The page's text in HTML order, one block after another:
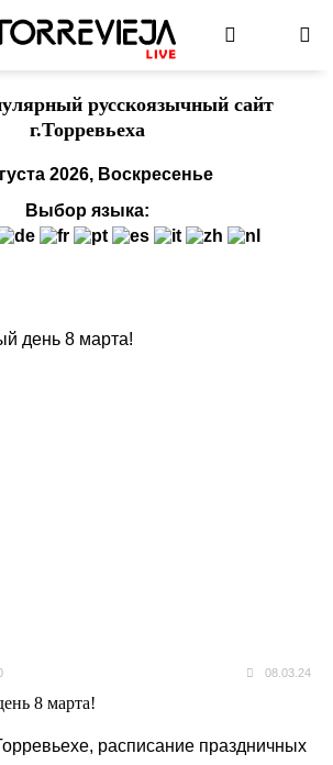
русскоязычный сайт
г.Торревьеха
2026, Воскресенье
Выбор языка:
08.03.24
8 марта!